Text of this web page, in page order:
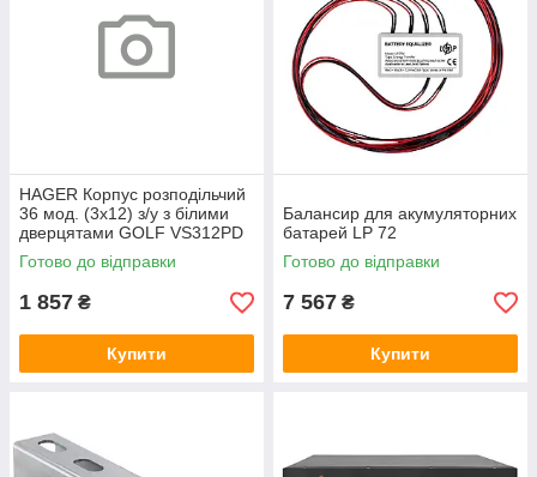
HAGER Корпус розподільчий
36 мод. (3х12) з/у з білими
дверцятами GOLF VS312PD
Готово до відправки
1 857 ₴
Купити
Балансир для акумуляторних
батарей LP 72
Готово до відправки
7 567 ₴
Купити